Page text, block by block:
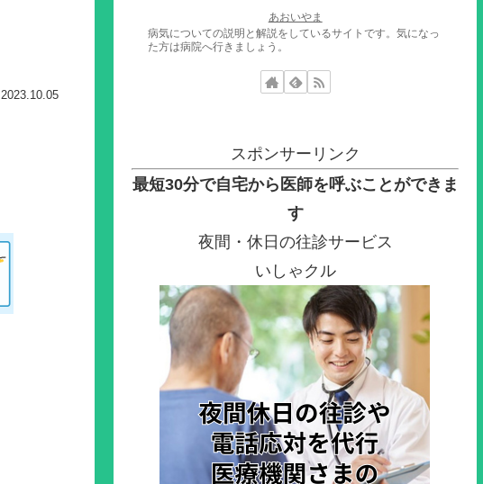
2023.10.05
あおいやま
病気についての説明と解説をしているサイトです。気になっ
た方は病院へ行きましょう。
スポンサーリンク
最短30分で自宅から医師を呼ぶことができま
す
夜間・休日の往診サービス
いしゃクル